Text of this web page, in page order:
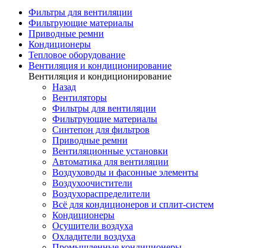
Фильтры для вентиляции
Фильтрующие материалы
Приводные ремни
Кондиционеры
Тепловое оборудование
Вентиляция и кондиционирование
Вентиляция и кондиционирование
Назад
Вентиляторы
Фильтры для вентиляции
Фильтрующие материалы
Синтепон для фильтров
Приводные ремни
Вентиляционные установки
Автоматика для вентиляции
Воздуховоды и фасонные элементы
Воздухоочистители
Воздухораспределители
Всё для кондиционеров и сплит-систем
Кондиционеры
Осушители воздуха
Охладители воздуха